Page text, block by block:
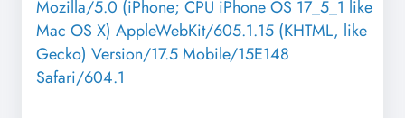
Mozilla/5.0 (iPhone; CPU iPhone OS 17_5_1 like
Mac OS X) AppleWebKit/605.1.15 (KHTML, like
Gecko) Version/17.5 Mobile/15E148
Safari/604.1